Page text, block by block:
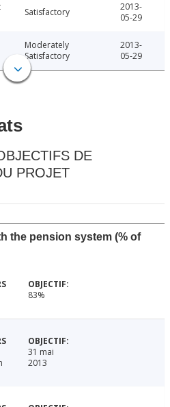
Satisfactory
2013-
05-29
Moderately
Satisfactory
2013-
05-29
DE
PROJET
the pension system (% of
83%
31 mai
2013